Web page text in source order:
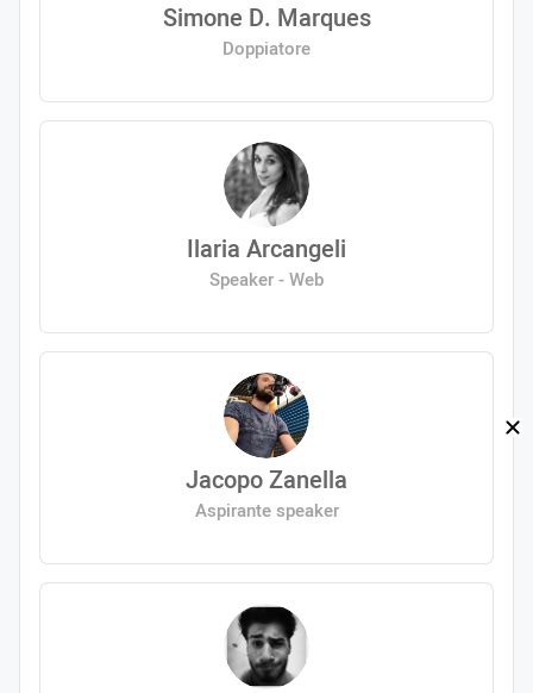
Simone D. Marques
Doppiatore
Ilaria Arcangeli
Speaker - Web
Jacopo Zanella
Aspirante speaker